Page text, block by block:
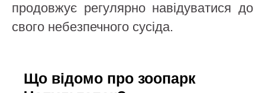
продовжує регулярно навідуватися до
свого небезпечного сусіда.
Що відомо про зоопарк